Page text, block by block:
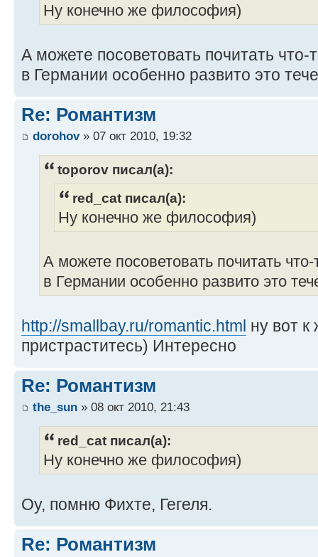
Ну конечно же философия)
А можете посоветовать почитать
в Германии особенно развито это
Re: Романтизм
dorohov» 07 окт 2010, 19:32
toporov писал(а):
red_cat писал(а):
Ну конечно же философия)
А можете посоветовать почитать
в Германии особенно развито это
http://smallbay.ru/romantic.html ну вот к
пристраститесь) Интересно
Re: Романтизм
the_sun » 08 окт 2010, 21:43
red_cat писал(а):
Ну конечно же философия)
Оу, помню Фихте, Гегеля.
Re: Романтизм